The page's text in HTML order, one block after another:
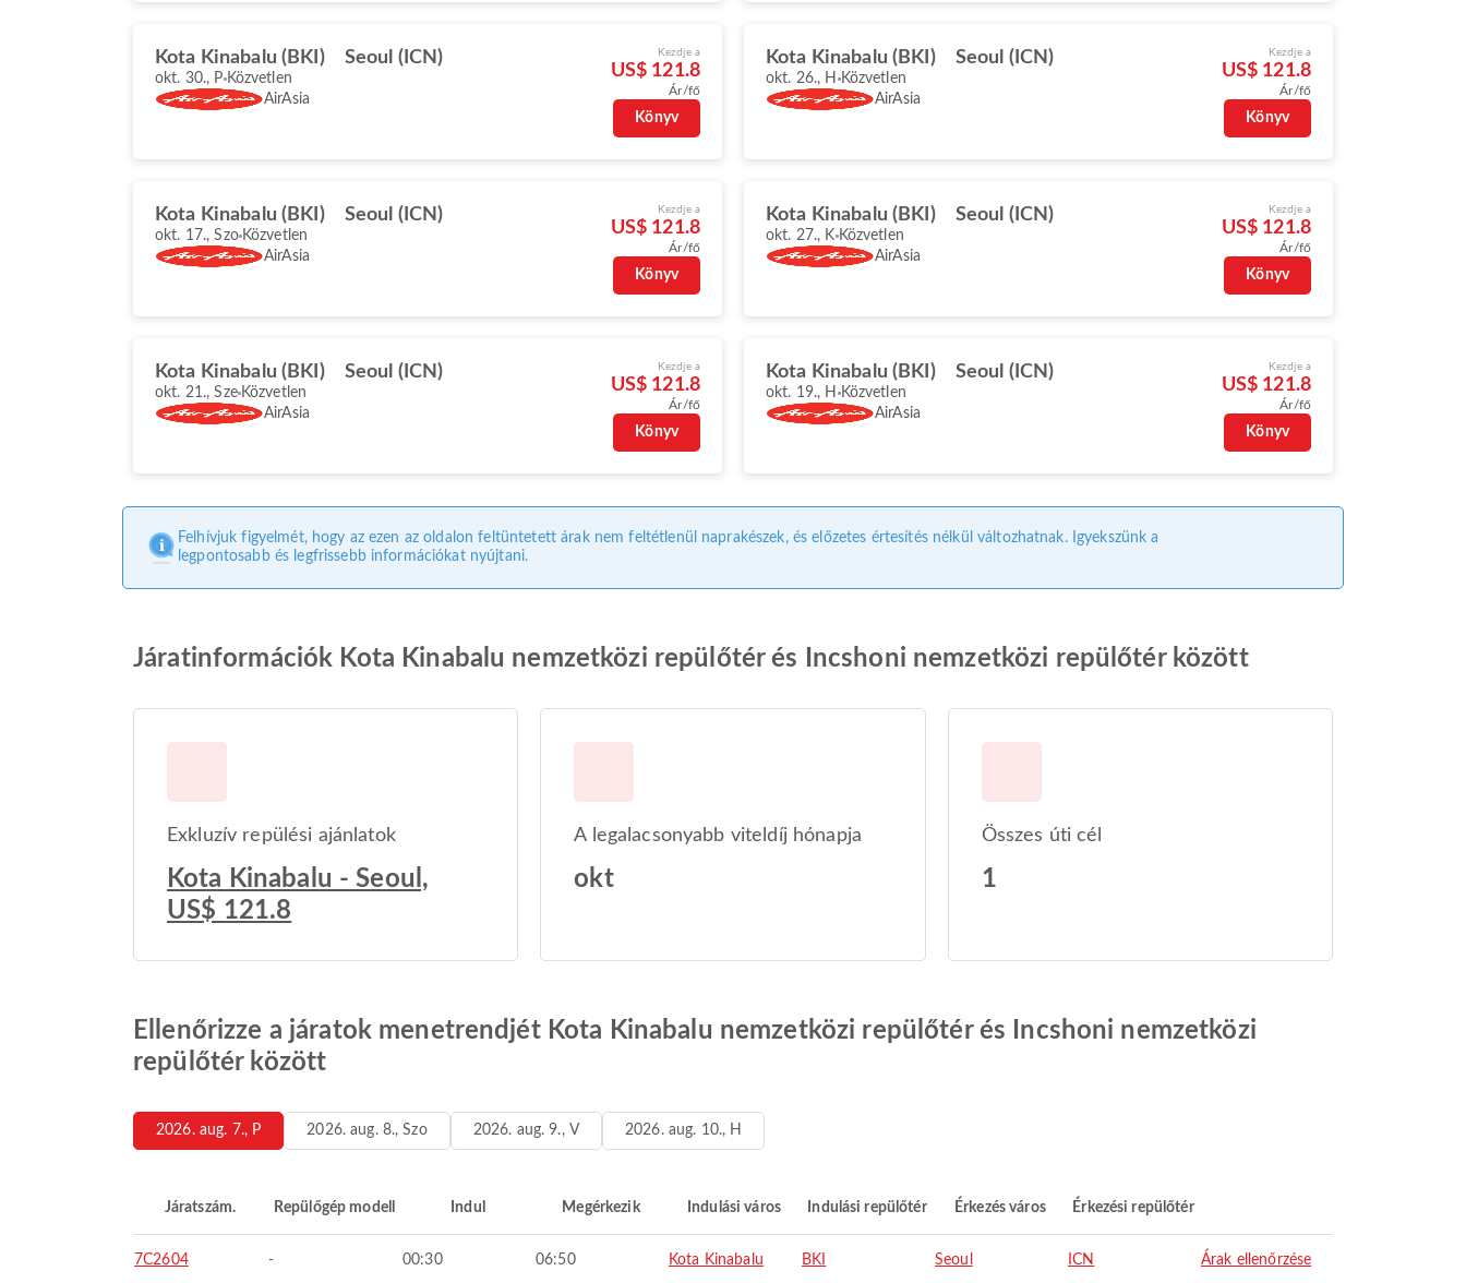
Kota Kinabalu (BKI) Seoul (ICN)
okt. 30., P Közvetlen
AirAsia
Kezdje a
US$ 121.8
Ár/fő
Könyv
Kota Kinabalu (BKI) Seoul (ICN)
okt. 26., H Közvetlen
AirAsia
Kezdje a
US$ 121.8
Ár/fő
Könyv
Kota Kinabalu (BKI) Seoul (ICN)
okt. 17., Szo Közvetlen
AirAsia
Kezdje a
US$ 121.8
Ár/fő
Könyv
Kota Kinabalu (BKI) Seoul (ICN)
okt. 27., K Közvetlen
AirAsia
Kezdje a
US$ 121.8
Ár/fő
Könyv
Kota Kinabalu (BKI) Seoul (ICN)
okt. 21., Sze Közvetlen
AirAsia
Kezdje a
US$ 121.8
Ár/fő
Könyv
Kota Kinabalu (BKI) Seoul (ICN)
okt. 19., H Közvetlen
AirAsia
Kezdje a
US$ 121.8
Ár/fő
Könyv
Felhívjuk figyelmét, hogy az ezen az oldalon feltüntetett árak nem feltétlenül naprakészek, és előzetes értesítés nélkül változhatnak. Igyekszünk a
legpontosabb és legfrissebb információkat nyújtani.
Járatinformációk Kota Kinabalu nemzetközi repülőtér és Incshoni nemzetközi repülőtér között
Exkluzív repülési ajánlatok
Kota Kinabalu - Seoul,
US$ 121.8
A legalacsonyabb viteldíj hónapja
okt
Összes úti cél
1
Ellenőrizze a járatok menetrendjét Kota Kinabalu nemzetközi repülőtér és Incshoni nemzetközi
repülőtér között
2026. aug. 7., P 2026. aug. 8., Szo 2026. aug. 9., V 2026. aug. 10., H
Járatszám. Repülőgép modell Indul Megérkezik Indulási város Indulási repülőtér Érkezés város Érkezési repülőtér
7C2604 - 00:30 06:50 Kota Kinabalu BKI Seoul ICN Árak ellenőrzése